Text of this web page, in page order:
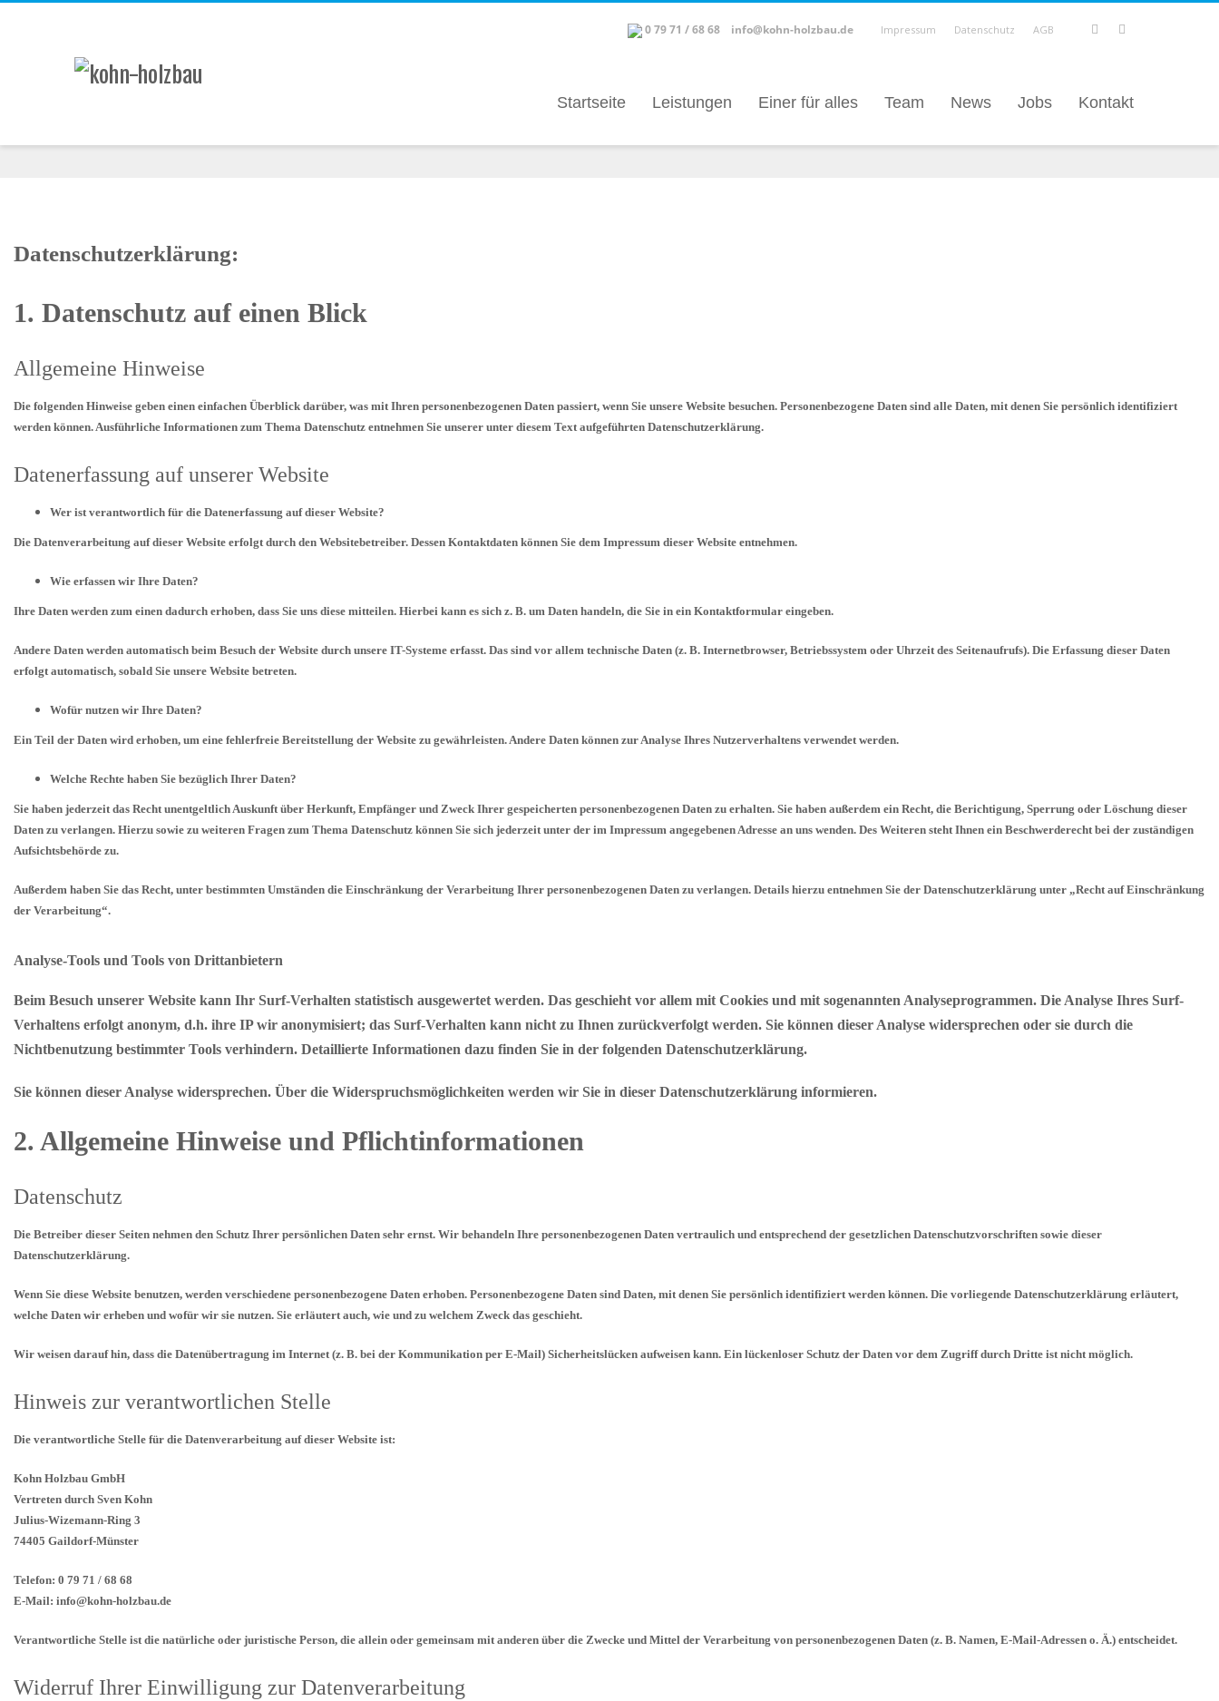
0 79 71 / 68 68 info@kohn-holzbau.de Impressum Datenschutz AGB
Startseite Leistungen Einer für alles Team News Jobs Kontakt
Datenschutzerklärung:
1. Datenschutz auf einen Blick
Allgemeine Hinweise
Die folgenden Hinweise geben einen einfachen Überblick darüber, was mit Ihren personenbezogenen Daten passiert, wenn Sie unsere Website besuchen. Personenbezogene Daten sind alle Daten, mit denen Sie persönlich identifiziert
werden können. Ausführliche Informationen zum Thema Datenschutz entnehmen Sie unserer unter diesem Text aufgeführten Datenschutzerklärung.
Datenerfassung auf unserer Website
Wer ist verantwortlich für die Datenerfassung auf dieser Website?
Die Datenverarbeitung auf dieser Website erfolgt durch den Websitebetreiber. Dessen Kontaktdaten können Sie dem Impressum dieser Website entnehmen.
Wie erfassen wir Ihre Daten?
Ihre Daten werden zum einen dadurch erhoben, dass Sie uns diese mitteilen. Hierbei kann es sich z. B. um Daten handeln, die Sie in ein Kontaktformular eingeben.
Andere Daten werden automatisch beim Besuch der Website durch unsere IT-Systeme erfasst. Das sind vor allem technische Daten (z. B. Internetbrowser, Betriebssystem oder Uhrzeit des Seitenaufrufs). Die Erfassung dieser Daten
erfolgt automatisch, sobald Sie unsere Website betreten.
Wofür nutzen wir Ihre Daten?
Ein Teil der Daten wird erhoben, um eine fehlerfreie Bereitstellung der Website zu gewährleisten. Andere Daten können zur Analyse Ihres Nutzerverhaltens verwendet werden.
Welche Rechte haben Sie bezüglich Ihrer Daten?
Sie haben jederzeit das Recht unentgeltlich Auskunft über Herkunft, Empfänger und Zweck Ihrer gespeicherten personenbezogenen Daten zu erhalten. Sie haben außerdem ein Recht, die Berichtigung, Sperrung oder Löschung dieser
Daten zu verlangen. Hierzu sowie zu weiteren Fragen zum Thema Datenschutz können Sie sich jederzeit unter der im Impressum angegebenen Adresse an uns wenden. Des Weiteren steht Ihnen ein Beschwerderecht bei der zuständigen
Aufsichtsbehörde zu.
Außerdem haben Sie das Recht, unter bestimmten Umständen die Einschränkung der Verarbeitung Ihrer personenbezogenen Daten zu verlangen. Details hierzu entnehmen Sie der Datenschutzerklärung unter „Recht auf Einschränkung
der Verarbeitung“.
Analyse-Tools und Tools von Drittanbietern
Beim Besuch unserer Website kann Ihr Surf-Verhalten statistisch ausgewertet werden. Das geschieht vor allem mit Cookies und mit sogenannten Analyseprogrammen. Die Analyse Ihres Surf-
Verhaltens erfolgt anonym, d.h. ihre IP wir anonymisiert; das Surf-Verhalten kann nicht zu Ihnen zurückverfolgt werden. Sie können dieser Analyse widersprechen oder sie durch die
Nichtbenutzung bestimmter Tools verhindern. Detaillierte Informationen dazu finden Sie in der folgenden Datenschutzerklärung.
Sie können dieser Analyse widersprechen. Über die Widerspruchsmöglichkeiten werden wir Sie in dieser Datenschutzerklärung informieren.
2. Allgemeine Hinweise und Pflichtinformationen
Datenschutz
Die Betreiber dieser Seiten nehmen den Schutz Ihrer persönlichen Daten sehr ernst. Wir behandeln Ihre personenbezogenen Daten vertraulich und entsprechend der gesetzlichen Datenschutzvorschriften sowie dieser
Datenschutzerklärung.
Wenn Sie diese Website benutzen, werden verschiedene personenbezogene Daten erhoben. Personenbezogene Daten sind Daten, mit denen Sie persönlich identifiziert werden können. Die vorliegende Datenschutzerklärung erläutert,
welche Daten wir erheben und wofür wir sie nutzen. Sie erläutert auch, wie und zu welchem Zweck das geschieht.
Wir weisen darauf hin, dass die Datenübertragung im Internet (z. B. bei der Kommunikation per E-Mail) Sicherheitslücken aufweisen kann. Ein lückenloser Schutz der Daten vor dem Zugriff durch Dritte ist nicht möglich.
Hinweis zur verantwortlichen Stelle
Die verantwortliche Stelle für die Datenverarbeitung auf dieser Website ist:
Kohn Holzbau GmbH
Vertreten durch Sven Kohn
Julius-Wizemann-Ring 3
74405 Gaildorf-Münster
Telefon: 0 79 71 / 68 68
E-Mail: info@kohn-holzbau.de
Verantwortliche Stelle ist die natürliche oder juristische Person, die allein oder gemeinsam mit anderen über die Zwecke und Mittel der Verarbeitung von personenbezogenen Daten (z. B. Namen, E-Mail-Adressen o. Ä.) entscheidet.
Widerruf Ihrer Einwilligung zur Datenverarbeitung